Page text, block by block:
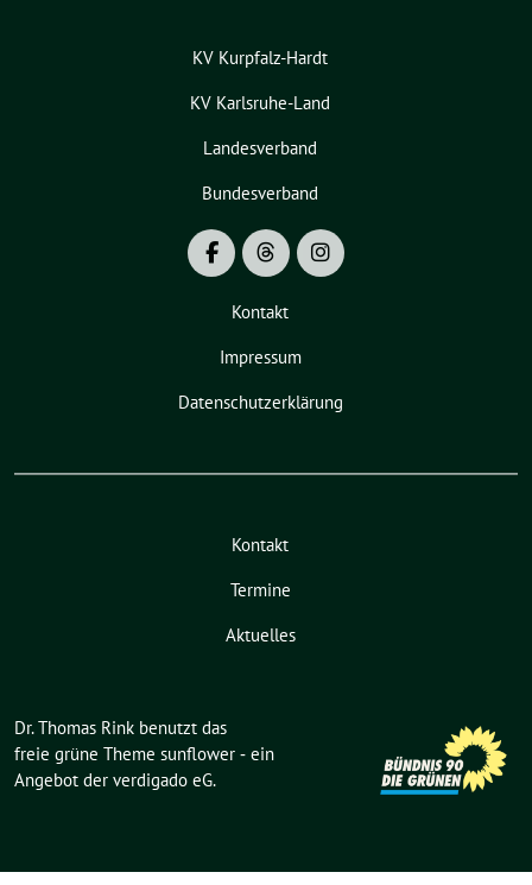
KV Kurpfalz-Hardt
KV Karlsruhe-Land
Landesverband
Bundesverband
Kontakt
Impressum
Datenschutzerklärung
Kontakt
Termine
Aktuelles
Dr. Thomas Rink benutzt das
freie grüne Theme sunflower ‐ ein
Angebot der verdigado eG.